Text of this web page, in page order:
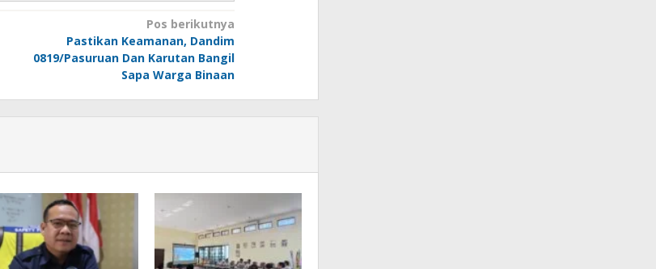
Pos berikutnya
Pastikan Keamanan, Dandim
0819/Pasuruan Dan Karutan Bangil
Sapa Warga Binaan